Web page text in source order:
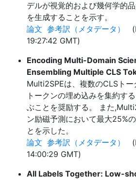
デルが視覚的および幾何学的
を生成することを示す。
論文 参考訳（メタデータ）
19:27:42 GMT)
Encoding Multi-Domain
Ensembling Multiple CLS
Multi2SPEは、複数のCLSトー
トークンの埋め込みを集約す
ぶことを奨励する。 また
ン励磁予測において最大25%
とを示した。
論文 参考訳（メタデータ）
14:00:29 GMT)
All Labels Together: Low-